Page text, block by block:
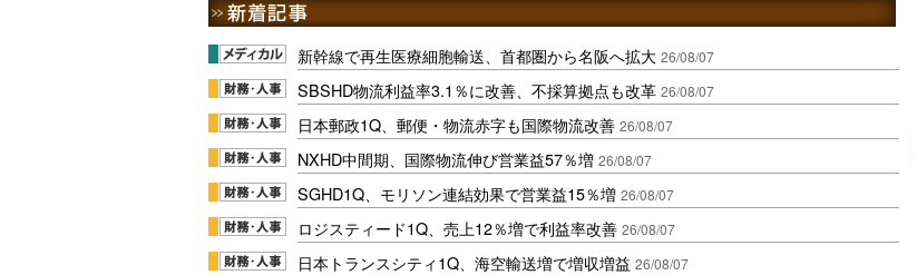
新幹線で再生医療細胞輸送、首都圏から名阪へ拡大 26/08/07
SBSHD物流利益率3.1％に改善、不採算拠点も改革 26/08/07
日本郵政1Q、郵便・物流赤字も国際物流改善 26/08/07
NXHD中間期、国際物流伸び営業益57％増 26/08/07
SGHD1Q、モリソン連結効果で営業益15％増 26/08/07
ロジスティード1Q、売上12％増で利益率改善 26/08/07
日本トランスシティ1Q、海空輸送増で増収増益 26/08/07